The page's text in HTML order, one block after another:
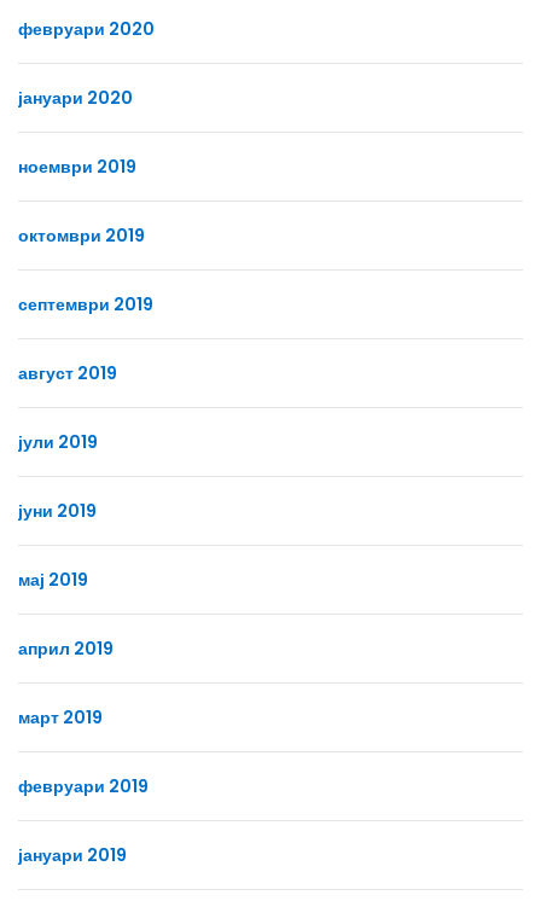
февруари 2020
јануари 2020
ноември 2019
октомври 2019
септември 2019
август 2019
јули 2019
јуни 2019
мај 2019
април 2019
март 2019
февруари 2019
јануари 2019